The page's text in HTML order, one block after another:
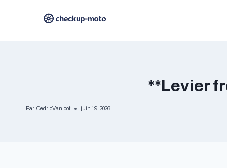
**Levier
Par CedricVanloot juin 19, 2026